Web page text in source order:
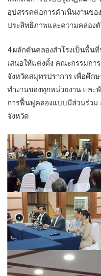
อุปสรรคต่อการดำเนินงานขอ
ประสิทธิภาพและความคล่อง
4.ผลักดันคลองสำโรงเป็นพื้น
เสนอให้แต่งตั้ง คณะกรรมกา
จังหวัดสมุทรปราการ เพื่อศึ
ทำงานของทุกหน่วยงาน และ
การฟื้นฟูคลองแบบมีส่วนร่วม
จังหวัด